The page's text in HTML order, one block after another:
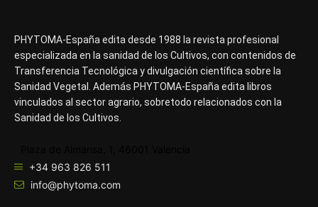
PHYTOMA-España edita desde 1988 la revista profesional
especializada en la sanidad de los Cultivos, con contenidos de
Transferencia Tecnológica y divulgación científica sobre la
Sanidad Vegetal. Además PHYTOMA-España edita libros
vinculados al sector agrario, sobretodo relacionados con la
Sanidad de los Cultivos.
+34 963 826 511
info@phytoma.com